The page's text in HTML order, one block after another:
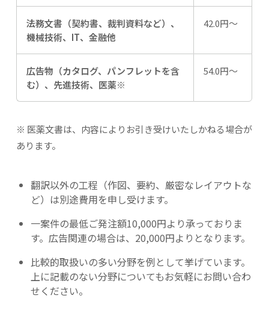
法務文書（契約書、裁判資料など）、
機械技術、IT、金融他
42.0円～
広告物（カタログ、パンフレットを含
む）、先進技術、医薬※
54.0円～
※ 医薬文書は、内容によりお引き受けいたしかねる場合が
あります。
翻訳以外の工程（作図、要約、厳密なレイアウトな
ど）は別途費用を申し受けます。
一案件の最低ご発注額10,000円より承っておりま
す。広告関連の場合は、20,000円よりとなります。
比較的取扱いの多い分野を例として挙げています。
上に記載のない分野についてもお気軽にお問い合わ
せください。